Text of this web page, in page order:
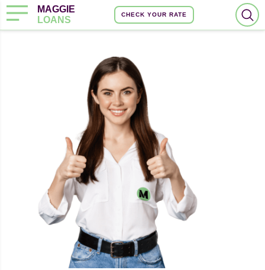
MAGGIE
LOANS
CHECK YOUR RATE